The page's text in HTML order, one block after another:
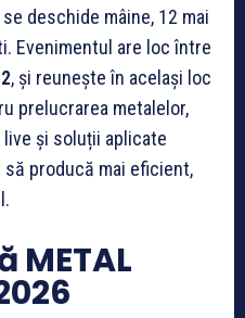
deschide mâine, 12 mai
Evenimentul are loc între
, și reunește în acelaşi loc
prelucrarea metalelor,
și soluții aplicate
producă mai eficient,
METAL